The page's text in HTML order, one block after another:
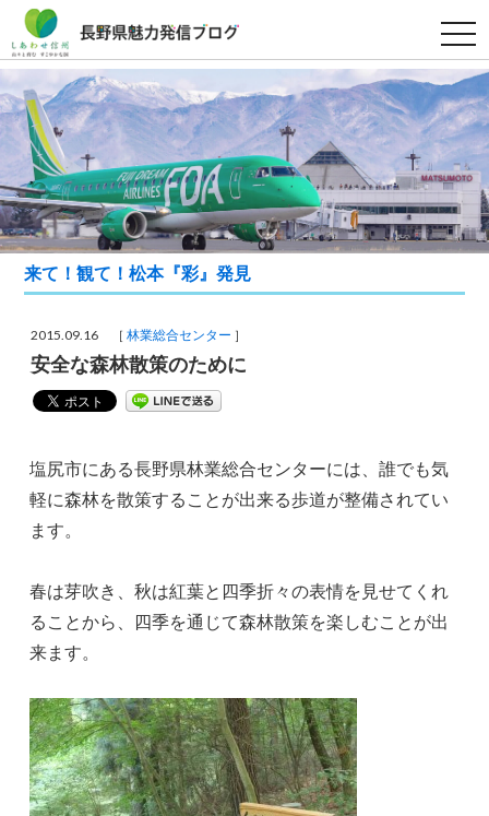
t
o
g
g
l
e
n
a
v
i
a
t
i
o
来て！観て！松本『彩』発見
2015.09.16 ［林業総合センター ］
安全な森林散策のために
塩尻市にある長野県林業総合センターには、誰でも気
軽に森林を散策することが出来る歩道が整備されてい
ます。
春は芽吹き、秋は紅葉と四季折々の表情を見せてくれ
ることから、四季を通じて森林散策を楽しむことが出
来ます。